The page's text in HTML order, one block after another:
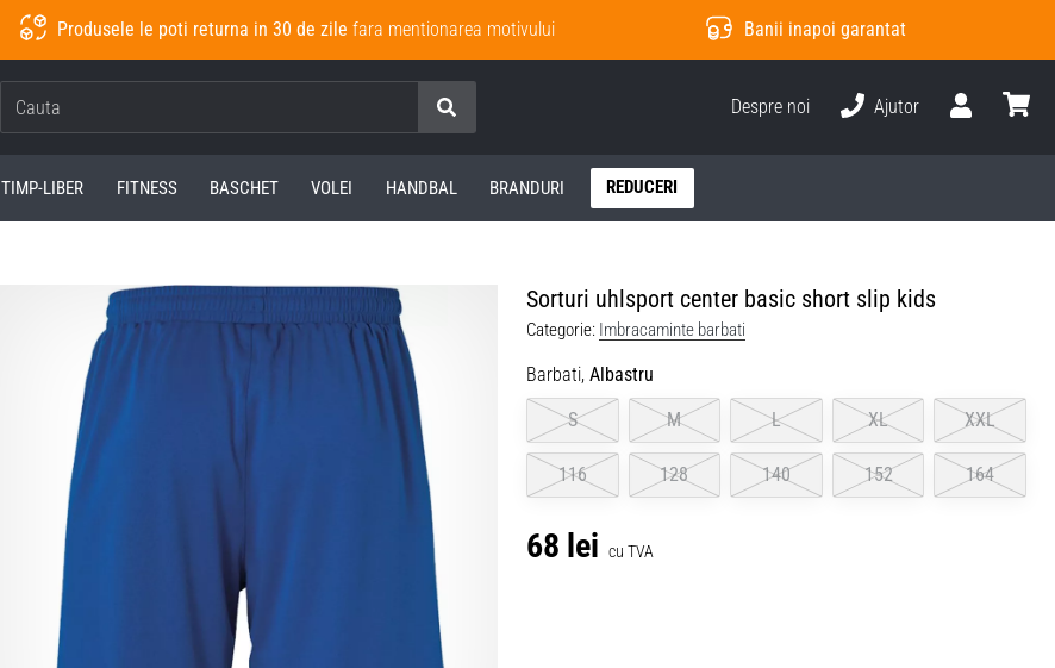
Produsele le poti returna in 30 de zile fara mentionarea motivului Banii inapoi garantat
Cauta
Despre noi
Ajutor
TIMP-LIBER FITNESS BASCHET VOLEI HANDBAL BRANDURI REDUCERI
Sorturi uhlsport center basic short slip kids
Categorie: Imbracaminte barbati
Barbati, Albastru
S
M L XL XXL
116 128 140 152 164
68 lei cu TVA